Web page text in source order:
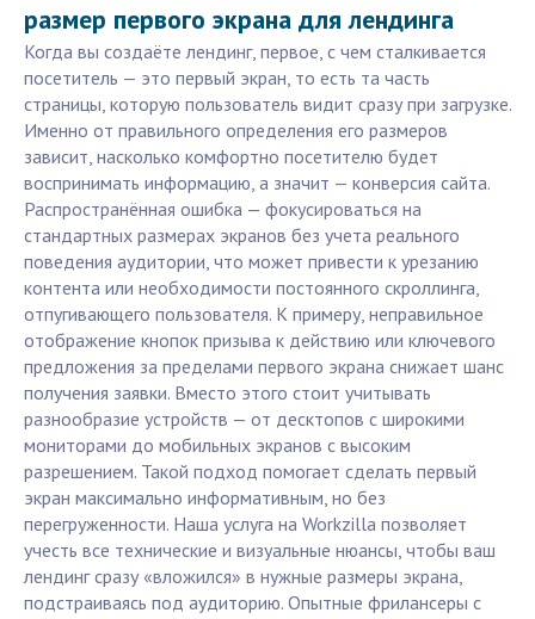
размер первого экрана для лендинга
Когда вы создаёте лендинг, первое, с чем сталкивается
посетитель — это первый экран, то есть та часть
страницы, которую пользователь видит сразу при загрузке.
Именно от правильного определения его размеров
зависит, насколько комфортно посетителю будет
воспринимать информацию, а значит — конверсия сайта.
Распространённая ошибка — фокусироваться на
стандартных размерах экранов без учета реального
поведения аудитории, что может привести к урезанию
контента или необходимости постоянного скроллинга,
отпугивающего пользователя. К примеру, неправильное
отображение кнопок призыва к действию или ключевого
предложения за пределами первого экрана снижает шанс
получения заявки. Вместо этого стоит учитывать
разнообразие устройств — от десктопов с широкими
мониторами до мобильных экранов с высоким
разрешением. Такой подход помогает сделать первый
экран максимально информативным, но без
перегруженности. Наша услуга на Workzilla позволяет
учесть все технические и визуальные нюансы, чтобы ваш
лендинг сразу «вложился» в нужные размеры экрана,
подстраиваясь под аудиторию. Опытные фрилансеры с